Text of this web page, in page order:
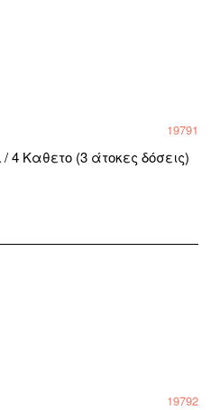
19791
/ 4 Καθετο (3 άτοκες δόσεις)
19792